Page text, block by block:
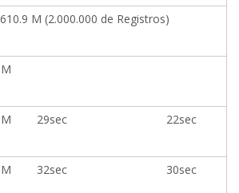
M (2.000.000 de Registros)
29sec 22sec
32sec 30sec